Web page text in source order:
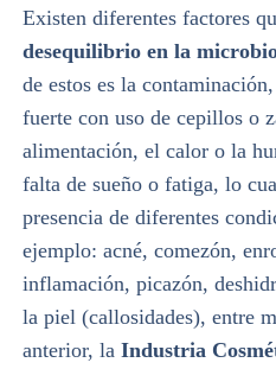
Existen diferentes factores
desequilibrio en la
de estos es la
fuerte con uso de cepillos o
alimentación, el calor o la
falta de sueño o fatiga, lo
presencia de diferentes
ejemplo: acné, comezón,
inflamación, picazón,
la piel (callosidades), entre
anterior, la Industria